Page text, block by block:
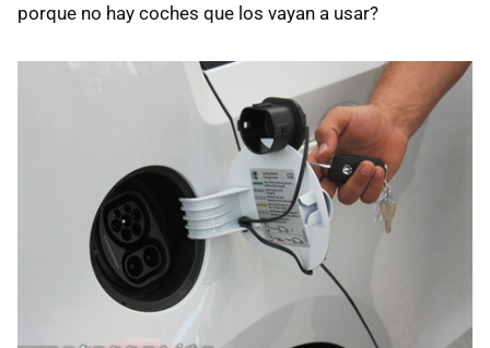
porque no hay coches que los vayan a usar?